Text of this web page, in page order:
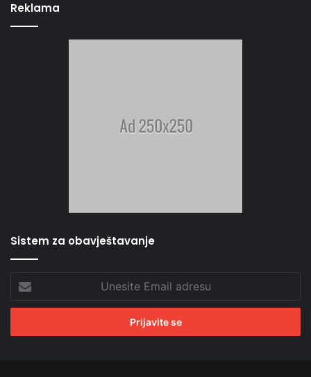
Reklama
Sistem za obavještavanje
Email
adresu